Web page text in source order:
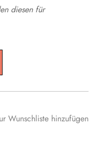
diesen für
Wunschliste hinzufügen